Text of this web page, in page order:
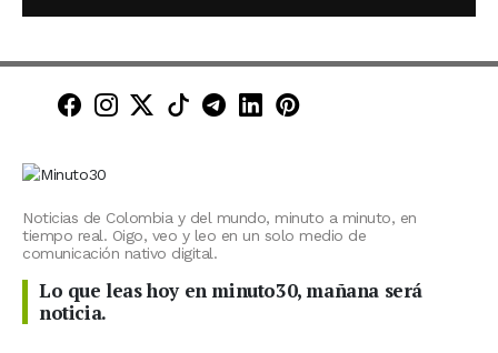
Minuto30 en Facebook
Minuto30 en Instagram
Minuto30 en X (Twitter)
Minuto30 en TikTok
Canal de Minuto30 en
Minuto30 en LinkedIn
Minuto30 en
Noticias de Colombia y del mundo, minuto a minuto, en
tiempo real. Oigo, veo y leo en un solo medio de
comunicación nativo digital.
Lo que leas hoy en minuto30, mañana será
noticia.